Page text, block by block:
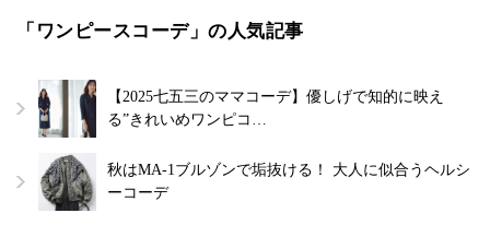
「ワンピースコーデ」の人気記事
【2025七五三のママコーデ】優しげで知的に映え
る”きれいめワンピコ…
秋はMA-1ブルゾンで垢抜ける！ 大人に似合うヘルシ
ーコーデ